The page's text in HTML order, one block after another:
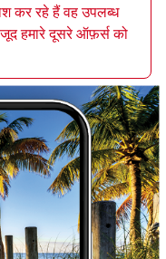
कर रहे हैं वह उपलब्ध
हमारे दूसरे ऑफ़र्स को